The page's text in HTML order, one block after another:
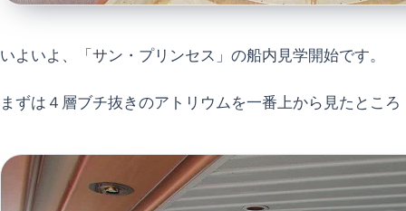
いよいよ、「サン・プリンセス」の船内見学開始です。
まずは４層ブチ抜きのアトリウムを一番上から見たところ